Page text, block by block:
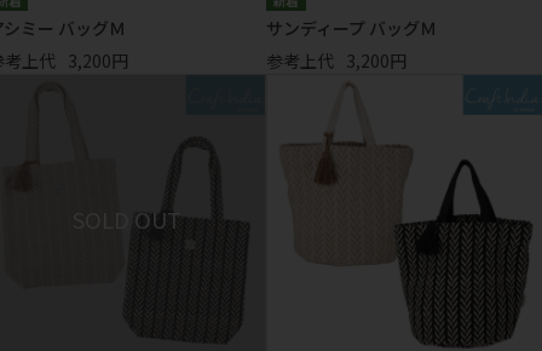
シミー バッグＭ
考上代 3,200円
サンディープ バッグＭ
参考上代 3,200円